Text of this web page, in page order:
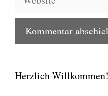
Herzlich Willkommen!